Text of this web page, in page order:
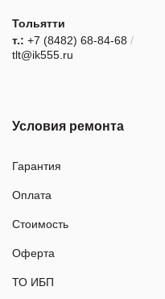
Тольятти
т.: +7 (8482) 68-84-68 /
tlt@ik555.ru
Условия ремонта
Гарантия
Оплата
Стоимость
Оферта
ТО ИБП